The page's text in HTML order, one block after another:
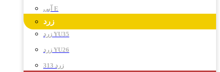
آبی E
زرد
زرد YU35
زرد YU26
زرد 313